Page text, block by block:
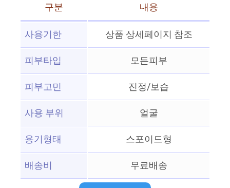
구분
내용
사용기한
상품 상세페이지 참조
피부타입
모든피부
피부고민
진정/보습
사용 부위
얼굴
용기형태
스포이드형
배송비
무료배송